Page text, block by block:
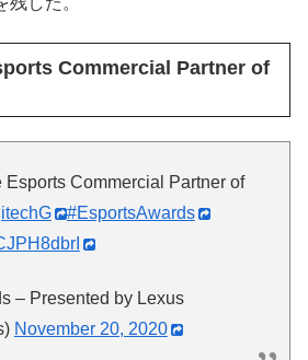
Commercial Partner of
Esports Commercial Partner of
#EsportsAwards
– Presented by Lexus
November 20, 2020